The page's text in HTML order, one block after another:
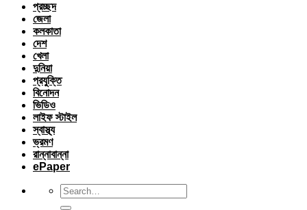
প্রচ্ছদ
জেলা
কলকাতা
দেশ
খেলা
দুনিয়া
প্রযুক্তি
বিনোদন
ভিডিও
লাইফ স্টাইল
স্বাস্থ্য
ভ্রমণ
রান্নাবান্না
ePaper